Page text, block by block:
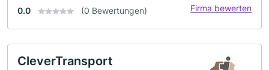
0.0 (0 Bewertungen) Firma bewerten
CleverTransport